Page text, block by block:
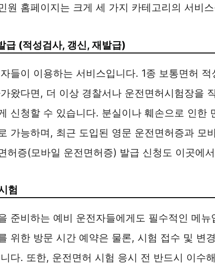
원 홈페이지는 크게 세 가지 카테고리의 서비
급 (적성검사, 갱신, 재발급)
들이 이용하는 서비스입니다. 1종 보통면허
왔다면, 더 이상 경찰서나 운전면허시험장을
신청할 수 있습니다. 분실이나 훼손으로 인한
가능하며, 최근 도입된 영문 운전면허증과 모
허증(모바일 운전면허증) 발급 신청도 이곳에
험
준비하는 예비 운전자들에게도 필수적인 메뉴
위한 방문 시간 예약은 물론, 시험 접수 및 변
다. 또한, 운전면허 시험 응시 전 반드시 이수